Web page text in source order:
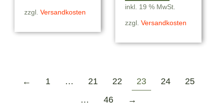
zzgl. Versandkosten
inkl. 19 % MwSt.
zzgl. Versandkosten
← 1 … 21 22 23 24
25
…
46 →